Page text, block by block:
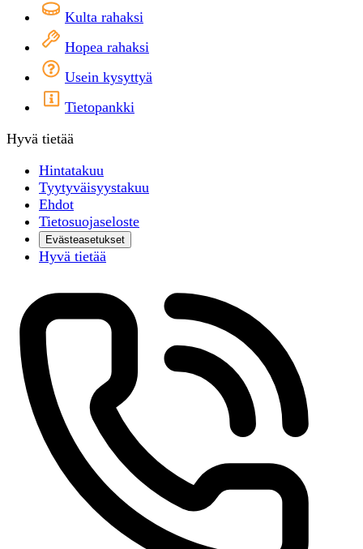
Kulta rahaksi
Hopea rahaksi
Usein kysyttyä
Tietopankki
Hyvä tietää
Hintatakuu
Tyytyväisyystakuu
Ehdot
Tietosuojaseloste
Evästeasetukset
Hyvä tietää